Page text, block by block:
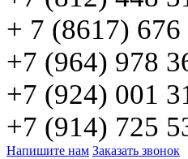
+ 7 (8617) 676
+7 (964) 978
+7 (924) 001
+7 (914) 725
Напишите нам Заказать звонок